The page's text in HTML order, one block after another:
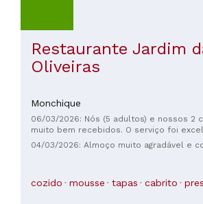
Restaurante Jardim
Oliveiras
Monchique
06/03/2026: Nós (5 adultos) e nossos 2
muito bem recebidos. O serviço foi
aconselharam a pedir apenas 3 pratos
compartilhar, pois as porções são muito
restaurante estava lotado, tanto dentro
04/03/2026: Almoço muito agradável e
cozido mousse tapas cabrito